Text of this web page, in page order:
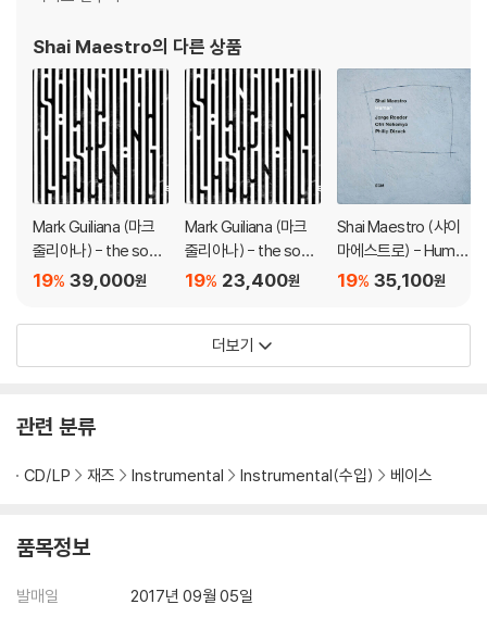
Shai Maestro의 다른 상품
Mark Guiliana (마크
줄리아나) - the soun
d of listening [일렉트
39,000원
19%
Mark Guiliana (마크
줄리아나) - the soun
d of listening
23,400원
19%
Shai Maestro (샤이
마에스트로) - Human
[LP] 35,100원
19%
더보기
관련 분류
CD/LP 재즈 Instrumental Instrumental(수입) 베이스
품목정보
발매일
2017년 09월 05일